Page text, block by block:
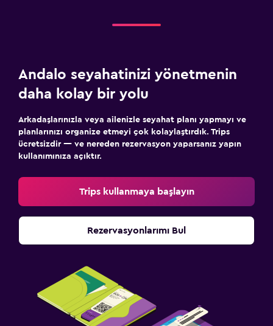
Sağlık ve güvenlik
Ortak alanlarda CCTV
Tesis dışında CCTV
Aile dostu
Çocuk menüsü
Kapalı oyun alanı
Andalo seyahatinizi yönetmenin
daha kolay bir yolu
Arkadaşlarınızla veya ailenizle seyahat planı yapmayı ve
planlarınızı organize etmeyi çok kolaylaştırdık. Trips
ücretsizdir — ve nereden rezervasyon yaparsanız yapın
kullanımınıza açıktır.
Trips kullanmaya başlayın
Rezervasyonlarımı Bul